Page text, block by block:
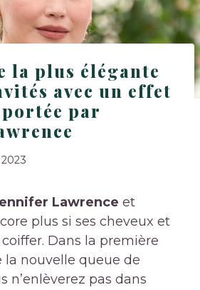
la plus élégante
avec un effet
par
Lawrence et
plus si ses cheveux et
Dans la première
la nouvelle queue de
n’enlèverez pas dans